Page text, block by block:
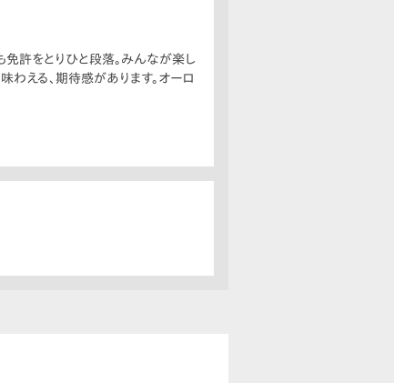
許をとりひと段落。みんなが楽し
わえる、期待感があります。オーロ